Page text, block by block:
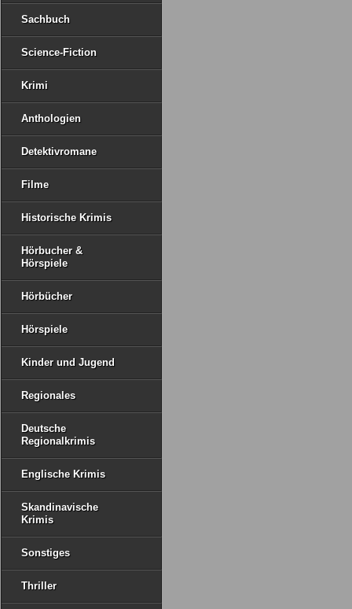
Sachbuch
Science-Fiction
Krimi
Anthologien
Detektivromane
Filme
Historische Krimis
Hörbucher &
Hörspiele
Hörbücher
Hörspiele
Kinder und Jugend
Regionales
Deutsche
Regionalkrimis
Englische Krimis
Skandinavische
Krimis
Sonstiges
Thriller